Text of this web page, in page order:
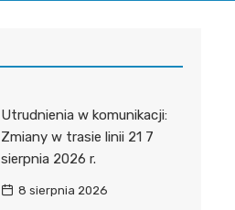
Utrudnienia w komunikacji:
Zmiany w trasie linii 21 7
sierpnia 2026 r.
8 sierpnia 2026